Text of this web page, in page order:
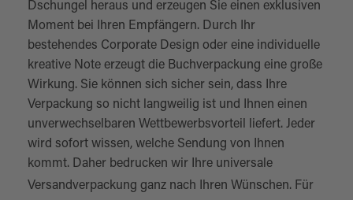
Dschungel heraus und erzeugen Sie einen exklusiven
Moment bei Ihren Empfängern. Durch Ihr
bestehendes Corporate Design oder eine individuelle
kreative Note erzeugt die Buchverpackung eine große
Wirkung. Sie können sich sicher sein, dass Ihre
Verpackung so nicht langweilig ist und Ihnen einen
unverwechselbaren Wettbewerbsvorteil liefert. Jeder
wird sofort wissen, welche Sendung von Ihnen
kommt. Daher bedrucken wir Ihre universale
Versandverpackung ganz nach Ihren Wünschen. Für